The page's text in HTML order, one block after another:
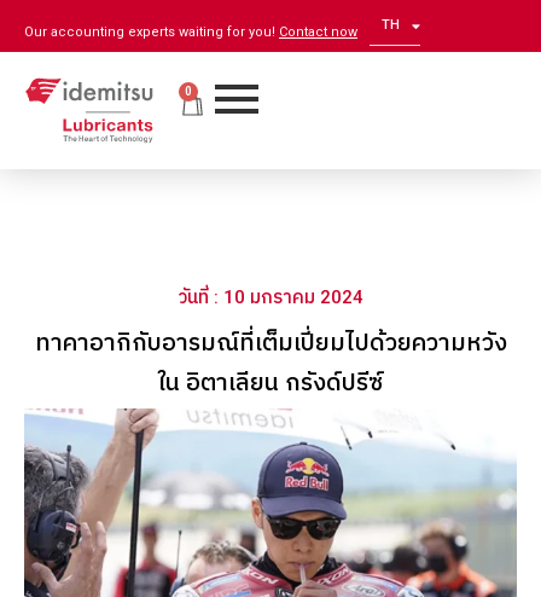
Our accounting experts waiting for you! Contact now TH
EN
0
วันที่ : 10 มกราคม 2024
ทาคาอากิกับอารมณ์ที่เต็มเปี่ยมไปด้วยความหวัง
ใน อิตาเลียน กรังด์ปรีซ์